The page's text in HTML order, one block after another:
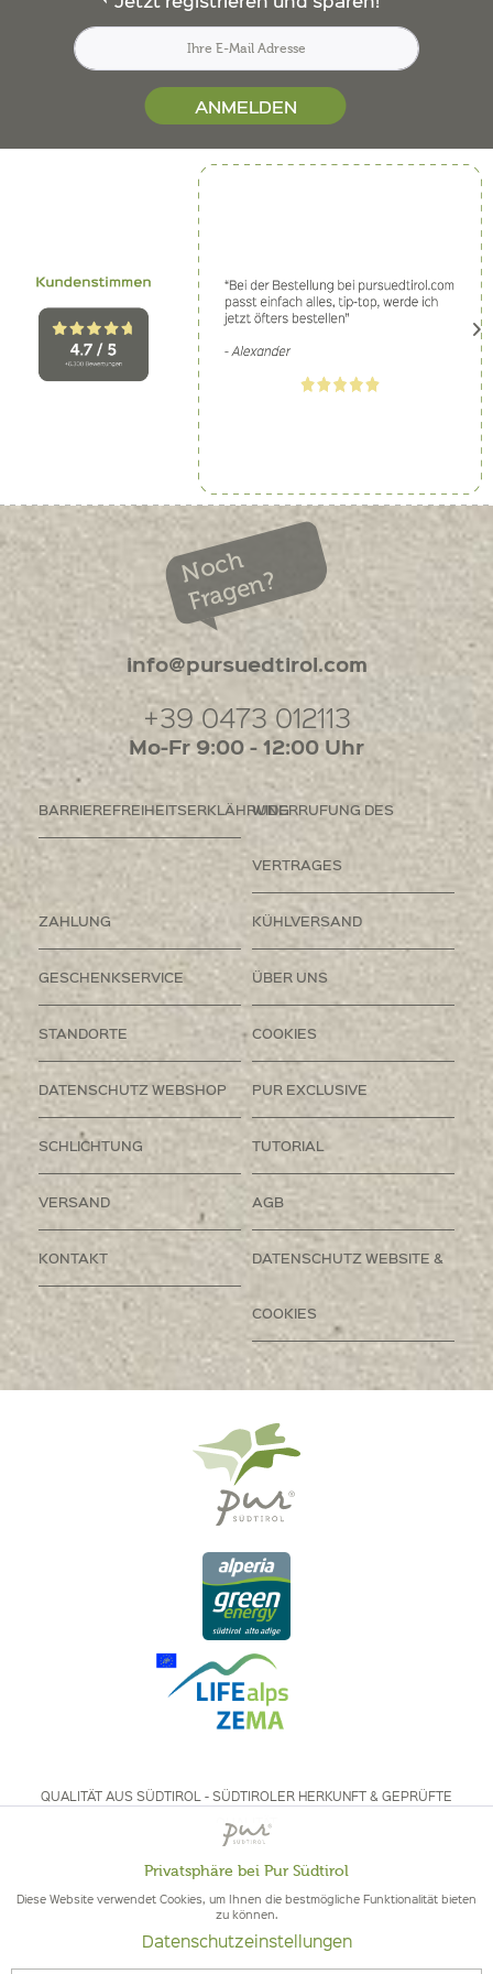
ANMELDEN
Noch
Fragen?
info@pursuedtirol.com
+39 0473 012113
Mo-Fr 9:00 - 12:00 Uhr
BARRIEREFREIHEITSERKLÄHRUNGWIDERRUFUNG DES
VERTRAGES
ZAHLUNG KÜHLVERSAND
GESCHENKSERVICE ÜBER UNS
STANDORTE COOKIES
DATENSCHUTZ WEBSHOP PUR EXCLUSIVE
SCHLICHTUNG TUTORIAL
VERSAND AGB
KONTAKT DATENSCHUTZ WEBSITE &
COOKIES
QUALITÄT AUS SÜDTIROL - SÜDTIROLER HERKUNFT & GEPRÜFTE
QUALITÄT
Aktiv
Inaktiv
Privatsphäre bei Pur Südtirol
Diese Website verwendet Cookies, um Ihnen die bestmögliche Funktionalität bieten
zu können.
Datenschutzeinstellungen